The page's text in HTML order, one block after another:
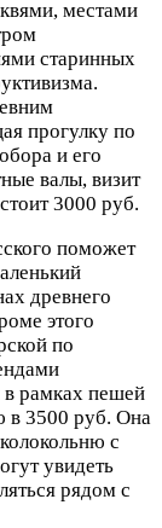
местами
старинных
прогулку по
и его
валы, визит
3000 руб.
поможет
древнего
этого
по
в рамках пешей
в 3500 руб. Она
с
увидеть
рядом с